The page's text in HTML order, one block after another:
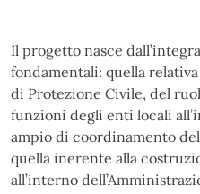
Il progetto nasce
fondamentali: quella
di Protezione Civile, del
funzioni degli enti locali
ampio di coordinamento
quella inerente alla
all’interno